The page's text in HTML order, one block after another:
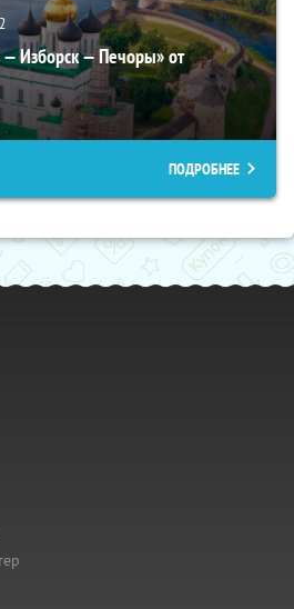
Изборск — Печоры» от
ПОДРОБНЕЕ